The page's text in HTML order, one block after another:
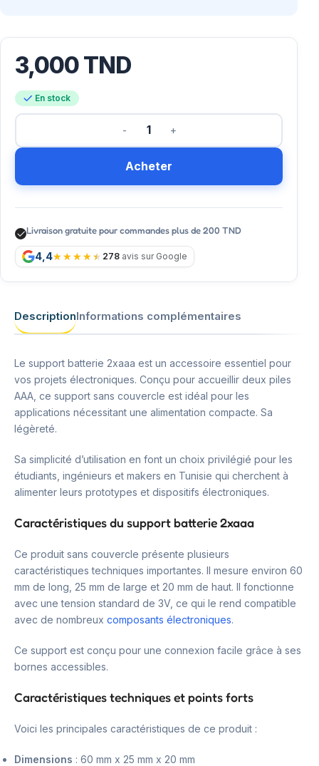
3,000TND
En stock
Acheter
Livraison gratuite pour commandes plus de 200 TND
4,4 278 avis sur Google
DescriptionInformations complémentaires
Le support batterie 2xaaa est un accessoire essentiel pour
vos projets électroniques. Conçu pour accueillir deux piles
AAA, ce support sans couvercle est idéal pour les
applications nécessitant une alimentation compacte. Sa
légèreté.
Sa simplicité d’utilisation en font un choix privilégié pour les
étudiants, ingénieurs et makers en Tunisie qui cherchent à
alimenter leurs prototypes et dispositifs électroniques.
Caractéristiques du support batterie 2xaaa
Ce produit sans couvercle présente plusieurs
caractéristiques techniques importantes. Il mesure environ 60
mm de long, 25 mm de large et 20 mm de haut. Il fonctionne
avec une tension standard de 3V, ce qui le rend compatible
avec de nombreux composants électroniques.
Ce support est conçu pour une connexion facile grâce à ses
bornes accessibles.
Caractéristiques techniques et points forts
Voici les principales caractéristiques de ce produit :
Dimensions : 60 mm x 25 mm x 20 mm